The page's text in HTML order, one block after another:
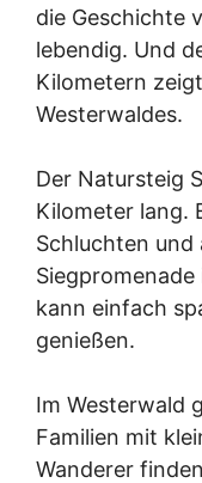
die Geschichte
lebendig. Und
Kilometern
Westerwaldes.
Der Natursteig
Kilometer lang.
Schluchten und
Siegpromenade
kann einfach
genießen.
Im Westerwald
Familien mit
Wanderer